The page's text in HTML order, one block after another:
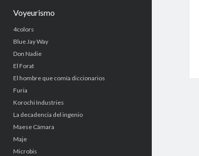
Voyeurismo
4colors
Blue Jay Way
Don Nadie
El Forat
El hombre que comía diccionarios
Furia
Korochi Industries
La decadencia del ingenio
Maese Cámara
Maje
Microbis